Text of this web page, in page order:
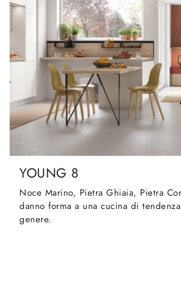
YOUNG 8
Noce Marino, Pietra Ghiaia, Pietra
danno forma a una cucina di
genere.